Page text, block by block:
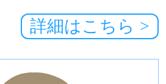
詳細はこちら